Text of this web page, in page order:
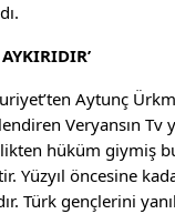
Aytunç
Veryansın Tv
hüküm giymiş
Yüzyıl öncesine
Türk gençlerini